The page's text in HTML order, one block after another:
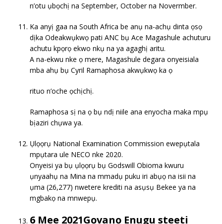
n’otu ụbọchị na September, October na Novermber.
Ka anyị gaa na South Africa be anụ na-achụ dinta ọsọ
dịka Odeakwụkwọ pati ANC bụ Ace Magashule achuturu
achutu kpọrọ ekwo nkụ na ya agaghị aritu.
A na-ekwu nke ọ mere, Magashule degara onyeisiala
mba ahụ bụ Cyril Ramaphosa akwụkwọ ka ọ
rituo n’oche ọchịchị.
Ramaphosa sị na ọ bụ ndị niile ana enyocha maka mpụ
bịaziri chụwa ya.
Ụlọọrụ National Examination Commission ewepụtala
mpụtara ule NECO nke 2020.
Onyeisi ya bụ ụlọọrụ bụ Godswill Obioma kwuru
ụnyaahụ na Mina na mmadụ puku iri abụọ na isii na
ụma (26,277) nwetere krediti na asụsụ Bekee ya na
mgbakọ na mnwepụ.
6 Mee 2021Gọvanọ Enugu steeti